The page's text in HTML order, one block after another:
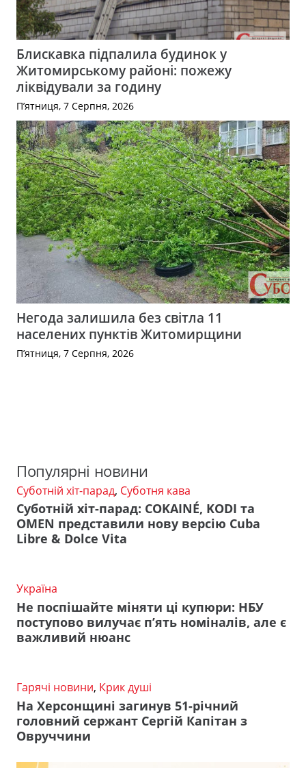
Блискавка підпалила будинок у
Житомирському районі: пожежу
ліквідували за годину
П’ятниця, 7 Серпня, 2026
Негода залишила без світла 11
населених пунктів Житомирщини
П’ятниця, 7 Серпня, 2026
Популярні новини
Суботній хіт-парад, Суботня кава
Суботній хіт-парад: COKAINÉ, KODI та
OMEN представили нову версію Cuba
Libre & Dolce Vita
Україна
Не поспішайте міняти ці купюри: НБУ
поступово вилучає п’ять номіналів, але є
важливий нюанс
Гарячі новини, Крик душі
На Херсонщині загинув 51-річний
головний сержант Сергій Капітан з
Овруччини